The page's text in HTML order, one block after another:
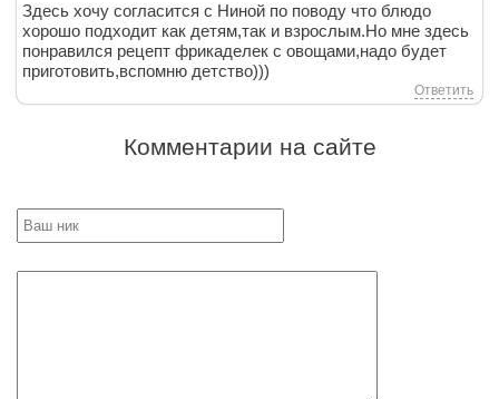
Здесь хочу согласится с Ниной по поводу что блюдо
хорошо подходит как детям,так и взрослым.Но мне здесь
понравился рецепт фрикаделек с овощами,надо будет
приготовить,вспомню детство)))
Ответить
Комментарии на сайте